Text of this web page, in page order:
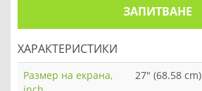
ЗАПИТВАНЕ
ХАРАКТЕРИСТИКИ
Размер на екрана,
27" (68.58 cm)